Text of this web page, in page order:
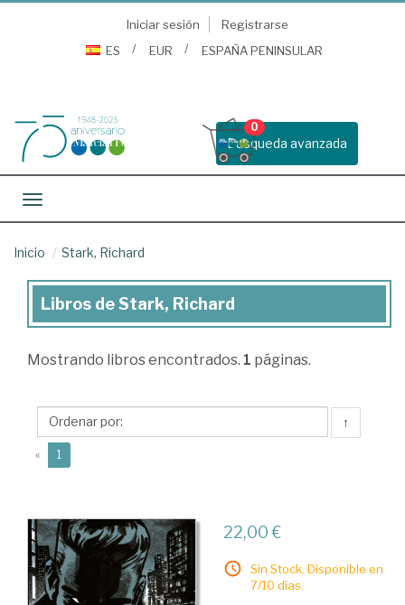
Iniciar sesión
Registrarse
ES
EUR ESPAÑA PENINSULAR
Busqueda avanzada
0
Toggle navigation
Inicio Stark, Richard
Libros
Stark,
Libros de Stark, Richard
Mostrando libros encontrados. 1 páginas.
↑
« 1
22,00 €
Sin Stock. Disponible en
7/10 días.